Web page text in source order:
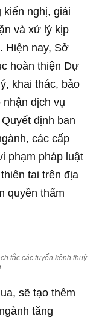
nghị, giải
và xử lý kịp
Hiện nay, Sở
hoàn thiện Dự
khai thác, bảo
dịch vụ
định ban
các cấp
phạm pháp luật
tai trên địa
quyền thẩm
tắc các tuyến kênh thuỷ
sẽ tạo thêm
tăng